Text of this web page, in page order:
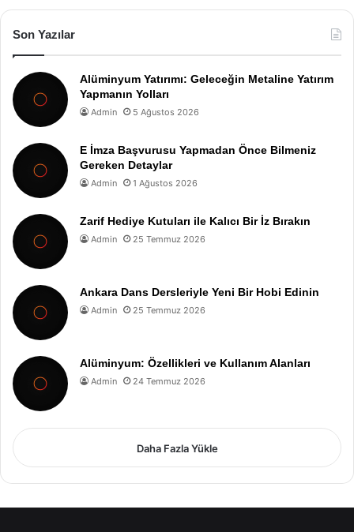
Son Yazılar
Alüminyum Yatırımı: Geleceğin Metaline Yatırım
Yapmanın Yolları
Admin 5 Ağustos 2026
E İmza Başvurusu Yapmadan Önce Bilmeniz
Gereken Detaylar
Admin 1 Ağustos 2026
Zarif Hediye Kutuları ile Kalıcı Bir İz Bırakın
Admin 25 Temmuz 2026
Ankara Dans Dersleriyle Yeni Bir Hobi Edinin
Admin 25 Temmuz 2026
Alüminyum: Özellikleri ve Kullanım Alanları
Admin 24 Temmuz 2026
Daha Fazla Yükle